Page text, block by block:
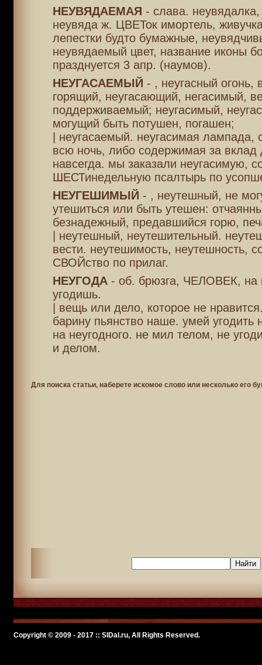
НЕУВЯДАЕМАЯ - слава.
неувяда ж. ЦВЕТок имортель,
лепестки будто бумажные,
неувядаемый цвет, название иконы
празднуется 3 апр. (наумов).
НЕУГАСАЕМЫЙ - , неугасный огонь,
горящий, неугасающий, негасимый,
поддерживаемый; неугасимый,
могущий быть потушен, погашен;
| неугасаемый. неугасимая лампада,
всю ночь, либо содержимая за вклад
навсегда. мы заказали неугасимую,
ШЕСТинедельную псалтырь по
НЕУГЕШИМЫЙ - , неутешный, не
утешиться или быть утешен:
безнадежный, предавшийся горю,
| неутешный, неутешительный.
вести. неутешимость, неутешность,
СВОЙство по прилаг.
НЕУГОДА- об. брюзга, ЧЕЛОВЕК, на
угодишь.
| вещь или дело, которое не
барину пьянство наше. умей угодить
на неугодного. не мил телом, не
и делом.
Для поиска статьи, наберете искомое слово или несколько его
Copyright © 2009 - 2017 :: SlDal.ru, All Rights Reserved.